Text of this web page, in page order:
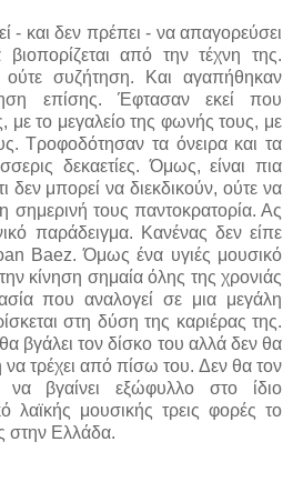
- και δεν πρέπει - να απαγορεύσει
από την τέχνη της.
ούτε συζήτηση. Και αγαπήθηκαν
επίσης. Έφτασαν εκεί που
με το μεγαλείο της φωνής τους, με
Τροφοδότησαν τα όνειρα και τα
δεκαετίες. Όμως, είναι πια
δεν μπορεί να διεκδικούν, ούτε να
σημερινή τους παντοκρατορία. Ας
παράδειγμα. Κανένας δεν είπε
Baez. Όμως ένα υγιές μουσικό
κίνηση σημαία όλης της χρονιάς
που αναλογεί σε μια μεγάλη
στη δύση της καριέρας της.
θα βγάλει τον δίσκο του αλλά δεν θα
να τρέχει από πίσω του. Δεν θα τον
βγαίνει εξώφυλλο στο ίδιο
λαϊκής μουσικής τρεις φορές το
στην Ελλάδα.